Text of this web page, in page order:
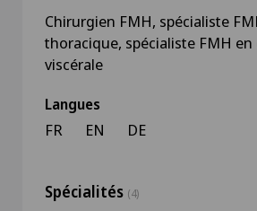
Chirurgien FMH, spécialiste
thoracique, spécialiste FMH
viscérale
Langues
FR EN DE
Spécialités (4)